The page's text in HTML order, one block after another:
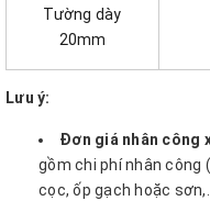
Tường dày
20mm
Lưu ý:
Đơn giá nhân công
gồm chi phí nhân công
cọc, ốp gạch hoặc